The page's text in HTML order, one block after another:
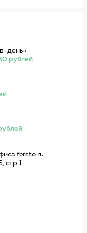
день»
рублей
forsto.ru
стр.1,